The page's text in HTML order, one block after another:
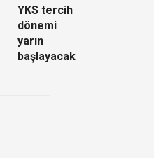
YKS tercih
dönemi
yarın
başlayacak